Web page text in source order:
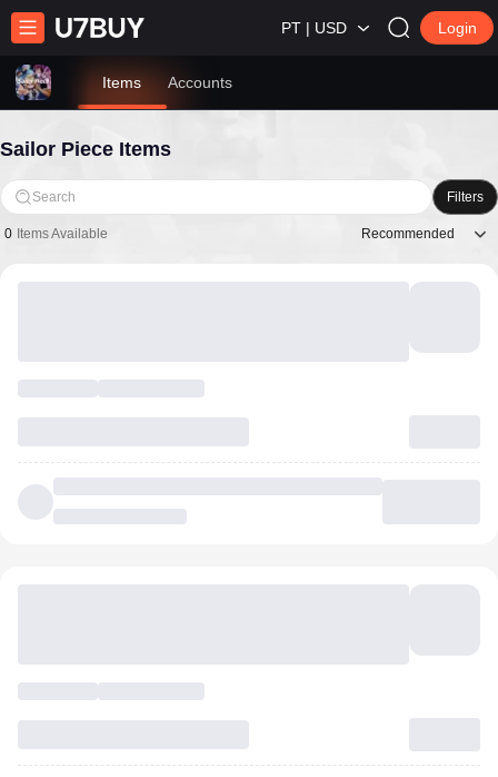
PT | USD Login
Items Accounts
Sailor Piece Items
Search Filters
0 Items Available Recommended